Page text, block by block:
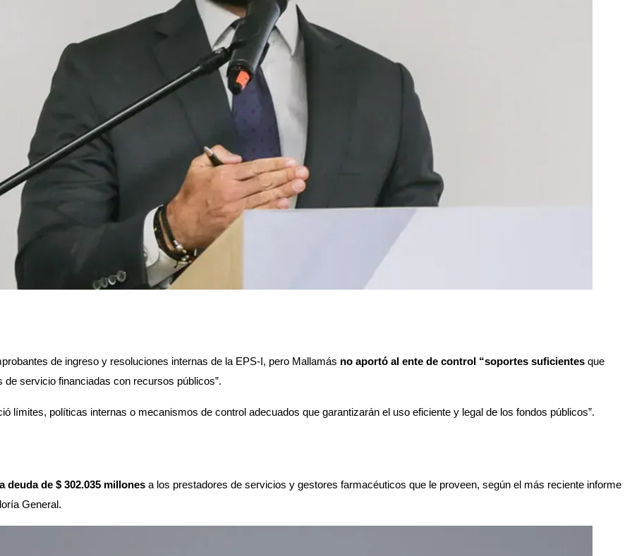
de ingreso y resoluciones internas de la EPS-I, pero Mallamás no aportó al ente de control “soportes suficientes que
servicio financiadas con recursos públicos”.
límites, políticas internas o mecanismos de control adecuados que garantizarán el uso eficiente y legal de los fondos públicos”.
deuda de $ 302.035 millones a los prestadores de servicios y gestores farmacéuticos que le proveen, según el más reciente informe
General.